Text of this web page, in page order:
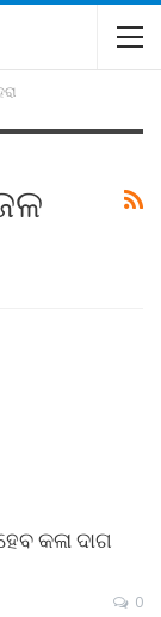
କଳା ଦାଗ
0